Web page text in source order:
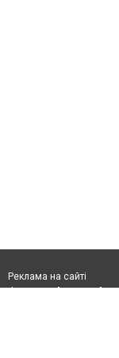
Реклама на сайті